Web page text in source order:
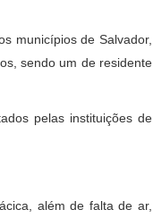
municípios de Salvador,
sendo um de residente
pelas instituições de
além de falta de ar,